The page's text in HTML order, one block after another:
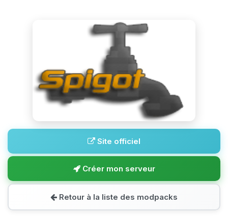
Site officiel
Créer mon serveur
Retour à la liste des modpacks